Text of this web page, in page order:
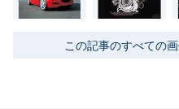
この記事のすべての